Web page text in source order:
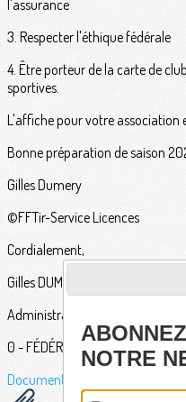
l'assurance
3. Respecter l'éthique fédérale
4. Être porteur de la carte de
sportives.
L'affiche pour votre association
Bonne préparation de saison
Gilles Dumery
©FFTir-Service Licences
Cordialement,
Gilles DUMERY
Administrateur général ITAC
0 - FÉDÉRATION FRANÇAISE DE
Documents
NOTRE